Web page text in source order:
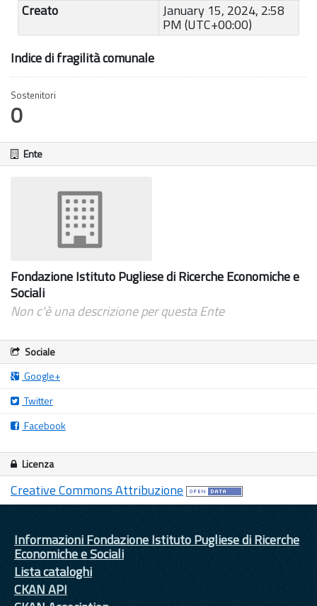
Creato
January 15, 2024, 2:58
PM (UTC+00:00)
Indice di fragilità comunale
Sostenitori
0
Ente
Fondazione Istituto Pugliese di Ricerche Economiche e
Sociali
Non c'è una descrizione per questa Ente
Sociale
Google+
Twitter
Facebook
Licenza
Creative Commons Attribuzione
Informazioni Fondazione Istituto Pugliese di Ricerche
Economiche e Sociali
Lista cataloghi
CKAN API